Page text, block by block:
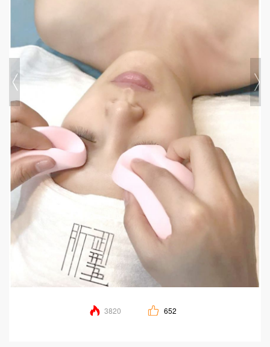
3820 652